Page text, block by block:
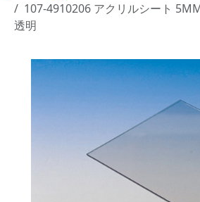
107-4910206 アクリルシート
透明